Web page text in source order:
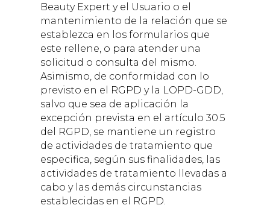
Beauty Expert y el Usuario o el
mantenimiento de la relación que se
establezca en los formularios que
este rellene, o para atender una
solicitud o consulta del mismo.
Asimismo, de conformidad con lo
previsto en el RGPD y la LOPD-GDD,
salvo que sea de aplicación la
excepción prevista en el artículo 30.5
del RGPD, se mantiene un registro
de actividades de tratamiento que
especifica, según sus finalidades, las
actividades de tratamiento llevadas a
cabo y las demás circunstancias
establecidas en el RGPD.